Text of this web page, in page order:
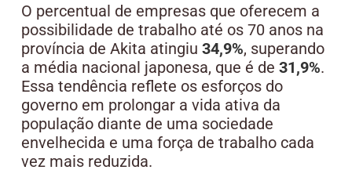
O percentual de empresas que oferecem a
possibilidade de trabalho até os 70 anos na
província de Akita atingiu 34,9%, superando
a média nacional japonesa, que é de 31,9%.
Essa tendência reflete os esforços do
governo em prolongar a vida ativa da
população diante de uma sociedade
envelhecida e uma força de trabalho cada
vez mais reduzida.